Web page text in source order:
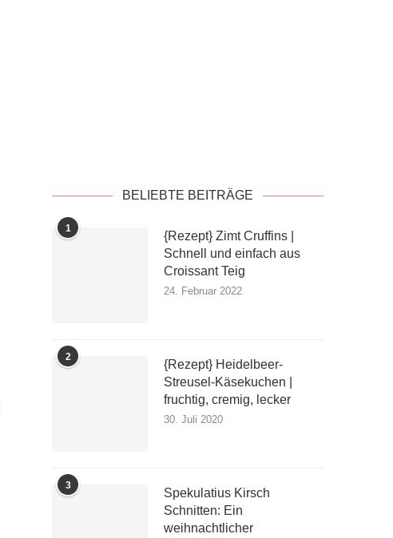
BELIEBTE BEITRÄGE
1
{Rezept} Zimt Cruffins |
Schnell und einfach aus
Croissant Teig
24. Februar 2022
2
{Rezept} Heidelbeer-
Streusel-Käsekuchen |
fruchtig, cremig, lecker
30. Juli 2020
3
Spekulatius Kirsch
Schnitten: Ein
weihnachtlicher